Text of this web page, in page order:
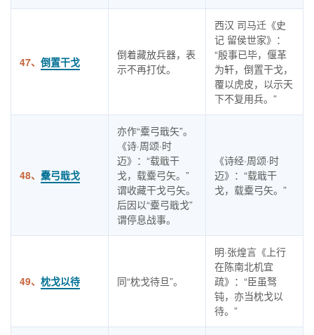
47、 倒置干戈
倒着藏放兵器，表
示不再打仗。
西汉 司马迁《史
记 留侯世家》：
“殷事已毕，偃革
为轩，倒置干戈，
覆以虎皮，以示天
下不复用兵。”
48、 櫜弓戢戈
亦作“櫜弓戢矢”。
《诗·周颂·时
迈》：“载戢干
戈，载櫜弓矢。”
谓收藏干戈弓矢。
后因以“櫜弓戢戈”
谓停息战事。
《诗经·周颂·时
迈》：“载戢干
戈，载櫜弓矢。”
49、 枕戈以待 同“枕戈待旦”。
明·张煌言《上行
在陈南北机宜
疏》：“臣虽驽
钝，亦当枕戈以
待。”